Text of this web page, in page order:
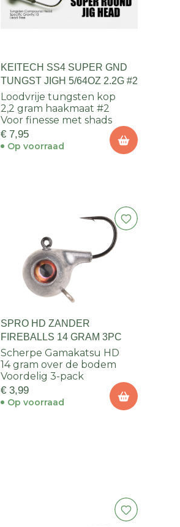
KEITECH SS4 SUPER GND
TUNGST JIGH 5/64OZ 2.2G #2
Loodvrije tungsten kop
2,2 gram haakmaat #2
Voor finesse met shads
€ 7,95
Op voorraad
SPRO HD ZANDER
FIREBALLS 14 GRAM 3PC
Scherpe Gamakatsu HD
14 gram over de bodem
Voordelig 3-pack
€ 3,99
Op voorraad